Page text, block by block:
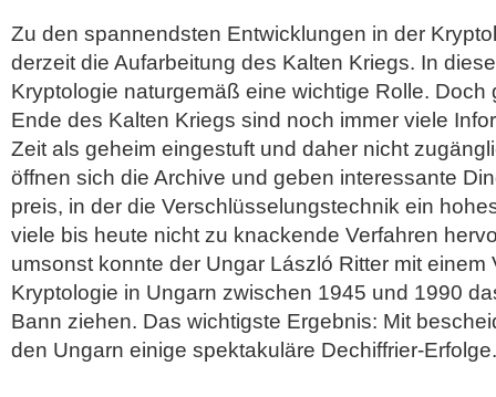
Zu den spannendsten Entwicklungen in der
derzeit die Aufarbeitung des Kalten Kriegs. In
Kryptologie naturgemäß eine wichtige Rolle. Doch
Ende des Kalten Kriegs sind noch immer viele
Zeit als geheim eingestuft und daher nicht
öffnen sich die Archive und geben interessante
preis, in der die Verschlüsselungstechnik ein
viele bis heute nicht zu knackende Verfahren
umsonst konnte der Ungar László Ritter mit einem
Kryptologie in Ungarn zwischen 1945 und 1990
Bann ziehen. Das wichtigste Ergebnis: Mit
den Ungarn einige spektakuläre Dechiffrier-Erfolge.